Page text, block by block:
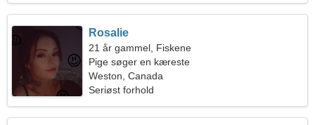
Rosalie
21 år gammel, Fiskene
Pige søger en kæreste
Weston, Canada
Seriøst forhold